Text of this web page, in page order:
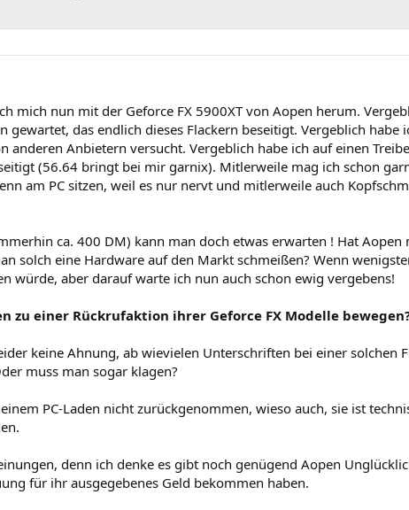
mich nun mit der Geforce FX 5900XT von Aopen herum.
gewartet, das endlich dieses Flackern beseitigt. Vergeblich habe
anderen Anbietern versucht. Vergeblich habe ich auf einen
(56.64 bringt bei mir garnix). Mitlerweile mag ich schon
am PC sitzen, weil es nur nervt und mitlerweile auch
ca. 400 DM) kann man doch etwas erwarten ! Hat Aopen
solch eine Hardware auf den Markt schmeißen? Wenn
würde, aber darauf warte ich nun auch schon ewig vergebens!
zu einer Rückrufaktion ihrer Geforce FX Modelle
keine Ahnung, ab wievielen Unterschriften bei einer solchen
muss man sogar klagen?
PC-Laden nicht zurückgenommen, wieso auch, sie ist
denn ich denke es gibt noch genügend Aopen
für ihr ausgegebenes Geld bekommen haben.